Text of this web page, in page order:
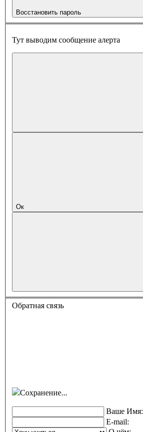
Восстановить пароль
Тут выводим сообщение алерта
Ок
Обратная связь
Сохранение...
Ваше Имя:
E-mail: